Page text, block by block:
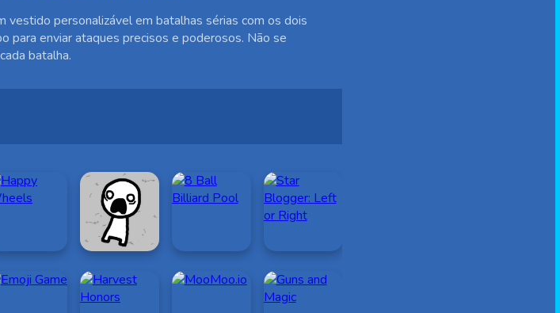
vestido personalizável em batalhas sérias com os dois
para enviar ataques precisos e poderosos. Não se
batalha.